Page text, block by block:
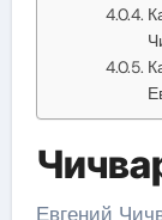
Евгений